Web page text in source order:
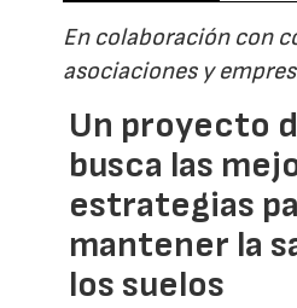
En colaboración con
asociaciones y
Un proyecto
busca las
estrategias
mantener la
los suelos